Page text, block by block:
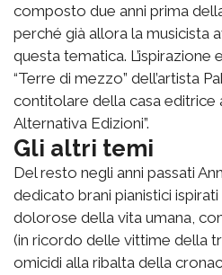
composto due anni prima
perché già allora la musicista
questa tematica. L’ispirazione
“Terre di mezzo” dell’artista
contitolare della casa editrice
Alternativa Edizioni”.
Gli altri temi
Del resto negli anni passati
dedicato brani pianistici
dolorose della vita umana,
(in ricordo delle vittime della
omicidi alla ribalta della